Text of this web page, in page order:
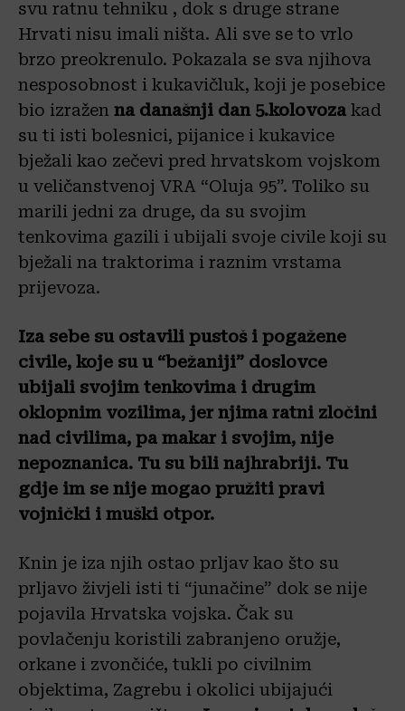
svu ratnu tehniku , dok s druge strane
Hrvati nisu imali ništa. Ali sve se to vrlo
brzo preokrenulo. Pokazala se sva njihova
nesposobnost i kukavičluk, koji je posebice
bio izražen na današnji dan 5.kolovoza kad
su ti isti bolesnici, pijanice i kukavice
bježali kao zečevi pred hrvatskom vojskom
u veličanstvenoj VRA “Oluja 95”. Toliko su
marili jedni za druge, da su svojim
tenkovima gazili i ubijali svoje civile koji su
bježali na traktorima i raznim vrstama
prijevoza.
Iza sebe su ostavili pustoš i pogažene
civile, koje su u “bežaniji” doslovce
ubijali svojim tenkovima i drugim
oklopnim vozilima, jer njima ratni zločini
nad civilima, pa makar i svojim, nije
nepoznanica. Tu su bili najhrabriji. Tu
gdje im se nije mogao pružiti pravi
vojnički i muški otpor.
Knin je iza njih ostao prljav kao što su
prljavo živjeli isti ti “junačine” dok se nije
pojavila Hrvatska vojska. Čak su
povlačenju koristili zabranjeno oružje,
orkane i zvončiće, tukli po civilnim
objektima, Zagrebu i okolici ubijajući